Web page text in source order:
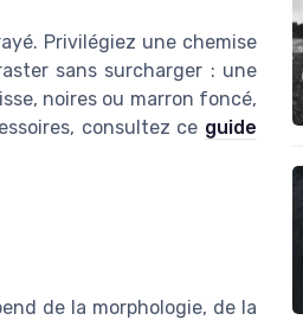
Privilégiez une chemise
sans surcharger : une
noires ou marron foncé,
consultez ce guide
de la morphologie, de la